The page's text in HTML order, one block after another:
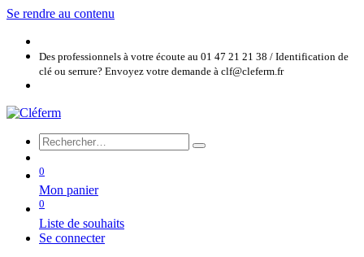
Se rendre au contenu
Des professionnels à votre écoute au 01 47 21 21 38 / Identification de
clé ou serrure? Envoyez votre demande à clf@cleferm.fr
0
Mon panier
0
Liste de souhaits
Se connecter